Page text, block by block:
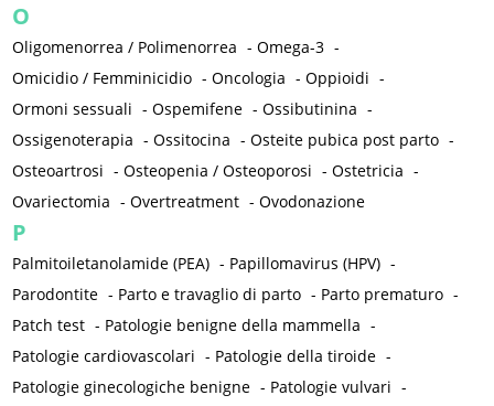
O
Oligomenorrea / Polimenorrea -Omega-3 -
Omicidio / Femminicidio -Oncologia -Oppioidi -
Ormoni sessuali -Ospemifene -Ossibutinina -
Ossigenoterapia -Ossitocina -Osteite pubica post parto -
Osteoartrosi -Osteopenia / Osteoporosi -Ostetricia -
Ovariectomia -Overtreatment -Ovodonazione
P
Palmitoiletanolamide (PEA) - Papillomavirus (HPV) -
Parodontite - Parto e travaglio di parto - Parto prematuro -
Patch test - Patologie benigne della mammella -
Patologie cardiovascolari - Patologie della tiroide -
Patologie ginecologiche benigne - Patologie vulvari -